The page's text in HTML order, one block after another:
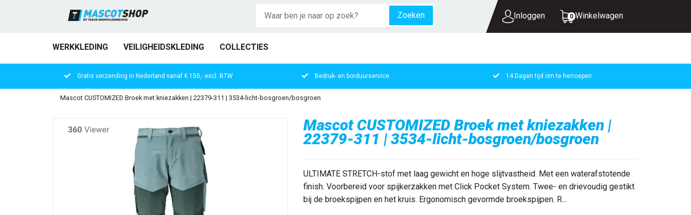
Zoeken Inloggen 0 Winkelwagen
WERKKLEDING VEILIGHEIDSKLEDING COLLECTIES
UW WINKELWAGEN IS LEEG.
Gratis verzending in Nederland vanaf € 150,- excl. BTW Bedruk- en borduurservice 14 Dagen tijd om te herroepen
Mascot CUSTOMIZED Broek met kniezakken | 22379-311 | 3534-licht-bosgroen/bosgroen
Mascot CUSTOMIZED Broek met kniezakken |
22379-311 | 3534-licht-bosgroen/bosgroen
ULTIMATE STRETCH-stof met laag gewicht en hoge slijtvastheid. Met een waterafstotende
finish. Voorbereid voor spijkerzakken met Click Pocket System. Twee- en drievoudig gestikt
bij de broekspijpen en het kruis. Ergonomisch gevormde broekspijpen. R...